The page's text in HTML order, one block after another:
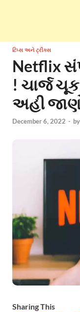
ટિપ્સ અને ટ્રીક્સ
Netflix
! ચાર્જ
અહી
December 6, 2022 - by
Sharing This